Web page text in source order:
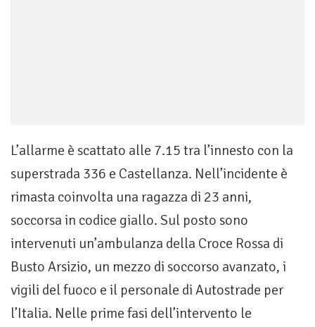
L’allarme è scattato alle 7.15 tra l’innesto con la
superstrada 336 e Castellanza. Nell’incidente è
rimasta coinvolta una ragazza di 23 anni,
soccorsa in codice giallo. Sul posto sono
intervenuti un’ambulanza della Croce Rossa di
Busto Arsizio, un mezzo di soccorso avanzato, i
vigili del fuoco e il personale di Autostrade per
l’Italia. Nelle prime fasi dell’intervento le